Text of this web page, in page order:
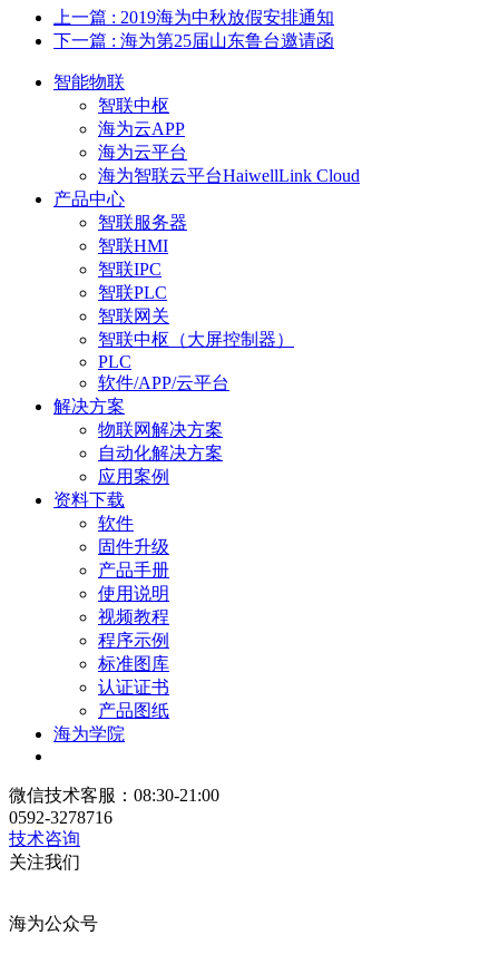
上一篇 : 2019海为中秋放假安排通知
下一篇 : 海为第25届山东鲁台邀请函
智能物联
智联中枢
海为云APP
海为云平台
海为智联云平台HaiwellLink Cloud
产品中心
智联服务器
智联HMI
智联IPC
智联PLC
智联网关
智联中枢（大屏控制器）
PLC
软件/APP/云平台
解决方案
物联网解决方案
自动化解决方案
应用案例
资料下载
软件
固件升级
产品手册
使用说明
视频教程
程序示例
标准图库
认证证书
产品图纸
海为学院
微信技术客服：08:30-21:00
0592-3278716
技术咨询
关注我们
海为公众号